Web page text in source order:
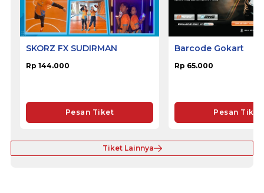
SKORZ FX SUDIRMAN
Rp 144.000
Pesan Tiket
Barcode Gokart
Rp 65.000
Pesan Tiket
Tiket Lainnya